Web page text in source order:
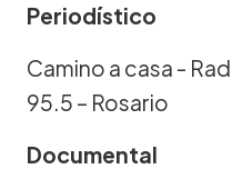
Periodístico
Camino a casa -
95.5 – Rosario
Documental